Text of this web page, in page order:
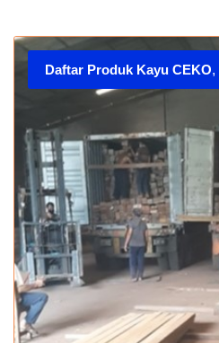
Daftar Produk Kayu CEKO,